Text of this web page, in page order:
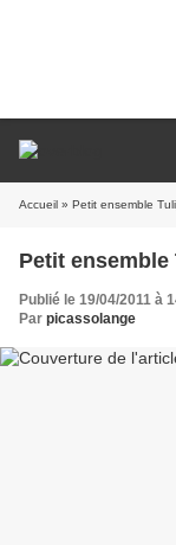
Accueil » Petit ensemble
Petit ensemble
Publié le 19/04/2011 à
Par picassolange